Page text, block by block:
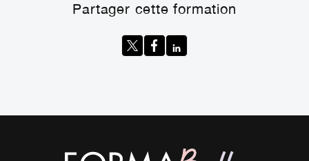
Partager cette formation